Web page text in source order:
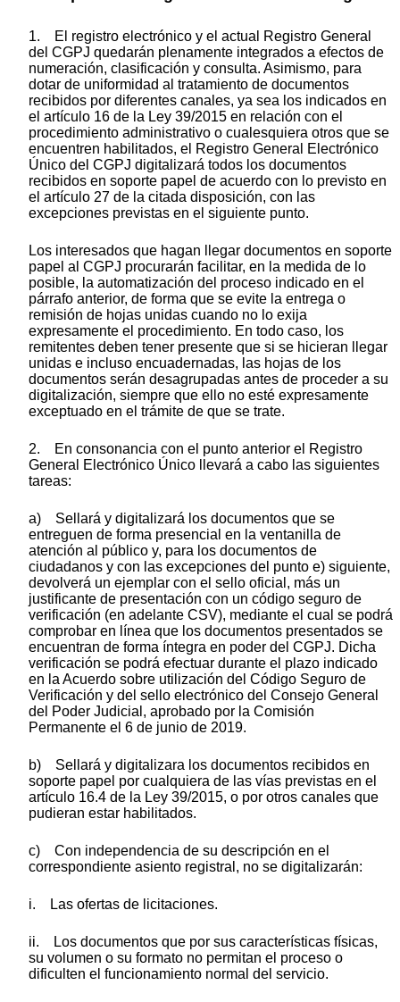
1. El registro electrónico y el actual Registro General
del CGPJ quedarán plenamente integrados a efectos de
numeración, clasificación y consulta. Asimismo, para
dotar de uniformidad al tratamiento de documentos
recibidos por diferentes canales, ya sea los indicados en
el artículo 16 de la Ley 39/2015 en relación con el
procedimiento administrativo o cualesquiera otros que se
encuentren habilitados, el Registro General Electrónico
Único del CGPJ digitalizará todos los documentos
recibidos en soporte papel de acuerdo con lo previsto en
el artículo 27 de la citada disposición, con las
excepciones previstas en el siguiente punto.
Los interesados que hagan llegar documentos en soporte
papel al CGPJ procurarán facilitar, en la medida de lo
posible, la automatización del proceso indicado en el
párrafo anterior, de forma que se evite la entrega o
remisión de hojas unidas cuando no lo exija
expresamente el procedimiento. En todo caso, los
remitentes deben tener presente que si se hicieran llegar
unidas e incluso encuadernadas, las hojas de los
documentos serán desagrupadas antes de proceder a su
digitalización, siempre que ello no esté expresamente
exceptuado en el trámite de que se trate.
2. En consonancia con el punto anterior el Registro
General Electrónico Único llevará a cabo las siguientes
tareas:
a) Sellará y digitalizará los documentos que se
entreguen de forma presencial en la ventanilla de
atención al público y, para los documentos de
ciudadanos y con las excepciones del punto e) siguiente,
devolverá un ejemplar con el sello oficial, más un
justificante de presentación con un código seguro de
verificación (en adelante CSV), mediante el cual se podrá
comprobar en línea que los documentos presentados se
encuentran de forma íntegra en poder del CGPJ. Dicha
verificación se podrá efectuar durante el plazo indicado
en la Acuerdo sobre utilización del Código Seguro de
Verificación y del sello electrónico del Consejo General
del Poder Judicial, aprobado por la Comisión
Permanente el 6 de junio de 2019.
b) Sellará y digitalizara los documentos recibidos en
soporte papel por cualquiera de las vías previstas en el
artículo 16.4 de la Ley 39/2015, o por otros canales que
pudieran estar habilitados.
c) Con independencia de su descripción en el
correspondiente asiento registral, no se digitalizarán:
i. Las ofertas de licitaciones.
ii. Los documentos que por sus características físicas,
su volumen o su formato no permitan el proceso o
dificulten el funcionamiento normal del servicio.